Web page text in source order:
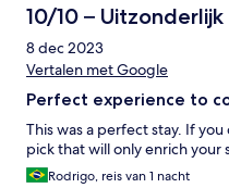
10/10 – Uitzonderlijk
8 dec 2023
Vertalen met Google
Perfect experience to
This was a perfect stay. If
pick that will only enrich your
Rodrigo, reis van 1 nacht